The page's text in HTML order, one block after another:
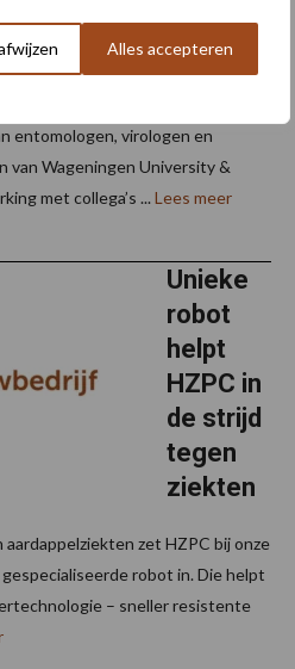
Alles accepteren
oosbaar
entomologen, virologen en
Wageningen University &
met collega’s ... Lees meer
Unieke
robot
helpt
HZPC in
de strijd
tegen
ziekten
zet HZPC bij onze
robot in. Die helpt
– sneller resistente